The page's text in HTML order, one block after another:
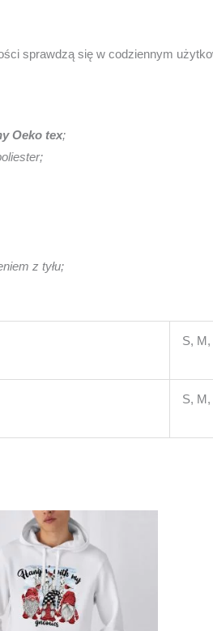
sprawdzą się w codziennym
Oeko tex;
z tyłu;
S, M,
S, M,